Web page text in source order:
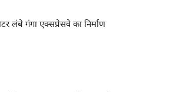
लंबे गंगा एक्सप्रेसवे का निर्माण